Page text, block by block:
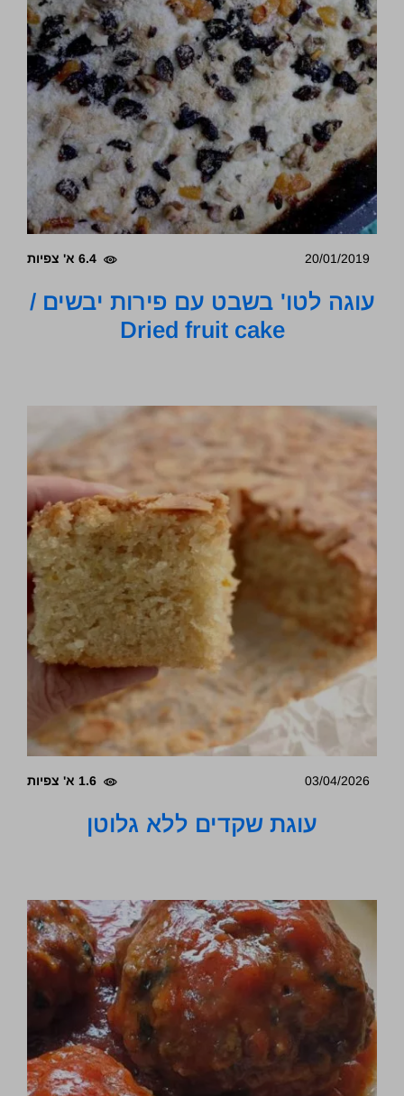
20/01/2019 6.4 א' צפיות
עוגה לטו' בשבט עם פירות יבשים /
Dried fruit cake
03/04/2026 1.6 א' צפיות
עוגת שקדים ללא גלוטן